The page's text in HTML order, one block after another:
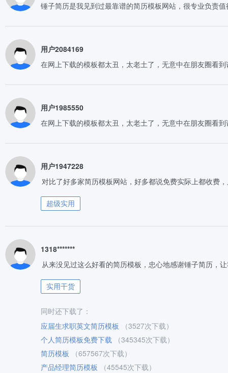
锤子简历是我见到过最靠谱的简历模板网站，很专业负责
用户2084169
在网上下载的模板都太丑，太老土了，无意中在朋友圈看
用户1985550
在网上下载的模板都太丑，太老土了，无意中在朋友圈看
用户1947228
对比了好多家简历模板网站，好多都说免费实际上都收费
超级实用
1318*******
从来没见过这么好看的简历模板，忠心地感谢锤子简历，
实用干货
同时还下载了：
应届生求职英文简历模板
（3527次下载）
个人简历模板免费下载
（345345次下载）
简历模板
（657567次下载）
产品经理简历模板
（45545次下载）